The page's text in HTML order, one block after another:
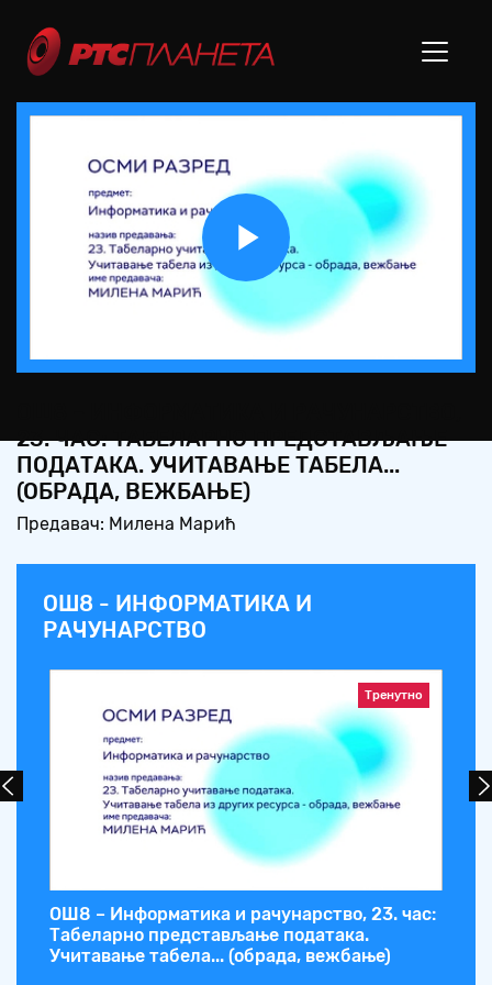
Play
Video
23. ЧАС: ТАБЕЛАРНО ПРЕДСТАВЉАЊЕ
ПОДАТАКА. УЧИТАВАЊЕ ТАБЕЛА...
(ОБРАДА, ВЕЖБАЊЕ)
Предавач: Милена Марић
ОШ8 - ИНФОРМАТИКА И
РАЧУНАРСТВО
Тренутно
ОШ8 – Информатика и рачунарство, 23. час:
Табеларно представљање података.
Учитавање табела... (обрада, вежбање)